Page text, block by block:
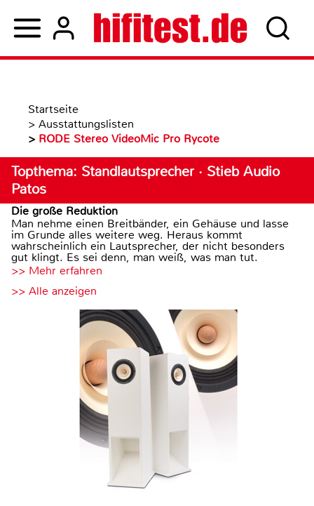
Startseite
> Ausstattungslisten
> RODE Stereo VideoMic Pro Rycote
Topthema: Standlautsprecher · Stieb Audio
Patos
Die große Reduktion
Man nehme einen Breitbänder, ein Gehäuse und lasse
im Grunde alles weitere weg. Heraus kommt
wahrscheinlich ein Lautsprecher, der nicht besonders
gut klingt. Es sei denn, man weiß, was man tut.
>> Mehr erfahren
>> Alle anzeigen